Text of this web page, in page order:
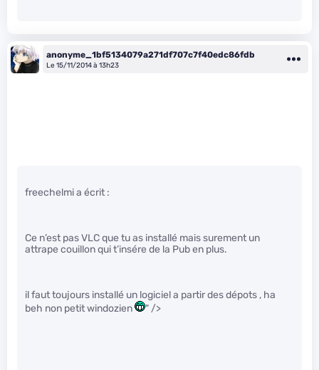
anonyme_1bf5134079a271df707c7f40edc86fdb
Le 15/11/2014 à 13h23
freechelmi a écrit :
Ce n’est pas VLC que tu as installé mais surement un
attrape couillon qui t’insére de la Pub en plus.
il faut toujours installé un logiciel a partir des dépots , ha
beh non petit windozien
" />